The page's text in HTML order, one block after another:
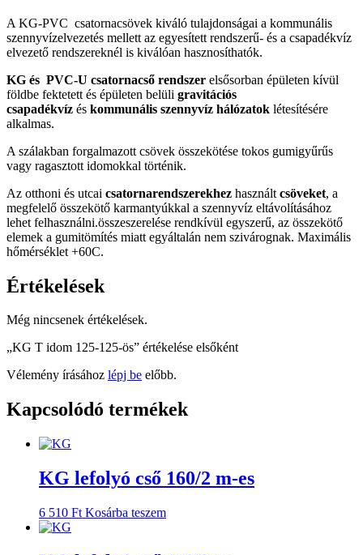
A KG-PVC csatornacsövek kiváló tulajdonságai a kommunális
szennyvízelvezetés mellett az egyesített rendszerű- és a csapadékvíz
elvezető rendszereknél is kiválóan hasznosíthatók.
KG és PVC-U csatornacső rendszer elsősorban épületen kívül
földbe fektetett és épületen belüli gravitációs
csapadékvíz és kommunális szennyvíz hálózatok létesítésére
alkalmas.
A szálakban forgalmazott csövek összekötése tokos gumigyűrűs
vagy ragasztott idomokkal történik.
Az otthoni és utcai csatornarendszerekhez használt csöveket, a
megfelelő összekötő karmantyúkkal a szennyvíz eltávolításához
lehet felhasználni.összeszerelése rendkívül egyszerű, az összekötő
elemek a gumitömítés miatt egyáltalán nem szivárognak. Maximális
hőmérséklet +60C.
Értékelések
Még nincsenek értékelések.
„KG T idom 125-125-ös” értékelése elsőként
Vélemény írásához lépj be előbb.
Kapcsolódó termékek
KG lefolyó cső 160/2 m-es
6 510 Ft Kosárba teszem